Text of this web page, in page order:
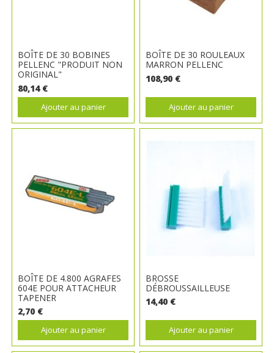
BOÎTE DE 30 BOBINES
PELLENC "PRODUIT NON
ORIGINAL"
80,14 €
Ajouter au panier
BOÎTE DE 30 ROULEAUX
MARRON PELLENC
108,90 €
Ajouter au panier
BOÎTE DE 4.800 AGRAFES
604E POUR ATTACHEUR
TAPENER
2,70 €
Ajouter au panier
BROSSE
DÉBROUSSAILLEUSE
14,40 €
Ajouter au panier